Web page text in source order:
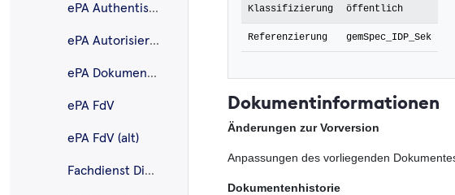
ePA Authentisierung
ePA Autorisierung
ePA Dokumenten-verwaltung
ePA FdV
ePA FdV (alt)
Fachdienst DiPag
Klassifizierung öffentlich
Referenzierung gemSpec_IDP_Sek
Dokumentinformationen
Änderungen zur Vorversion
Anpassungen des vorliegenden
Dokumentenhistorie